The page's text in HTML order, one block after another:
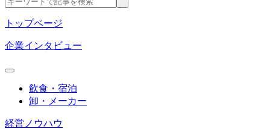
トップページ
企業インタビュー
飲食・宿泊
卸・メーカー
経営ノウハウ